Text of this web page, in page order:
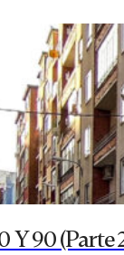
Y 90 (Parte